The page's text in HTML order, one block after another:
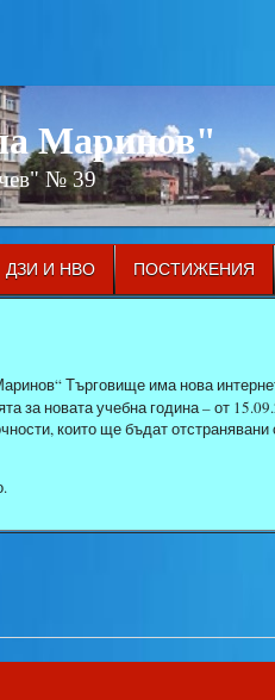
Маринов"
№ 39
ДЗИ И НВО ПОСТИЖЕНИЯ
Търговище има нова
за новата учебна година – от
които ще бъдат